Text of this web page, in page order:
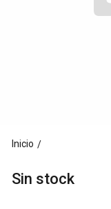
Inicio /
Sin stock